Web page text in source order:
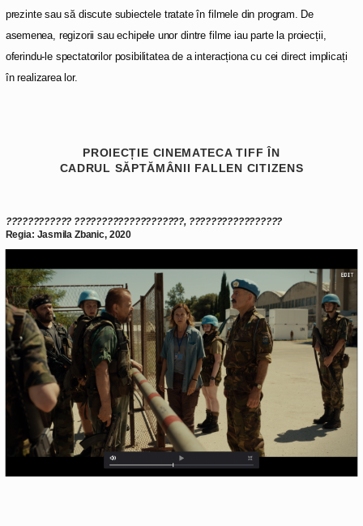
prezinte sau să discute subiectele tratate în filmele din program. De
asemenea, regizorii sau echipele unor dintre filme iau parte la proiecții,
oferindu-le spectatorilor posibilitatea de a interacționa cu cei direct implicați
în realizarea lor.
PROIECȚIE CINEMATECA TIFF ÎN
CADRUL SĂPTĂMÂNII FALLEN CITIZENS
???????????? ????????????????????, ?????????????????
Regia: Jasmila Zbanic, 2020